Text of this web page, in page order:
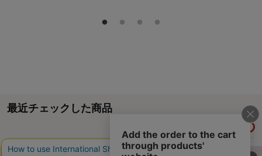
最近チェックした商品